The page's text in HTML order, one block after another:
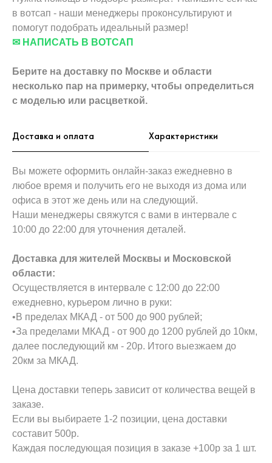
в вотсап - наши менеджеры проконсультируют и
помогут подобрать идеальный размер!
✉ НАПИСАТЬ В ВОТСАП
Берите на доставку по Москве и области
несколько пар на примерку, чтобы определиться
с моделью или расцветкой.
Доставка и оплата Характеристики
Вы можете оформить онлайн-заказ ежедневно в
любое время и получить его не выходя из дома или
офиса в этот же день или на следующий.
Наши менеджеры свяжутся с вами в интервале с
10:00 до 22:00 для уточнения деталей.
Доставка для жителей Москвы и Московской
области:
Осуществляется в интервале с 12:00 до 22:00
ежедневно, курьером лично в руки:
•В пределах МКАД - от 500 до 900 рублей;
•За пределами МКАД - от 900 до 1200 рублей до 10км,
далее последующий км - 20р. Итого выезжаем до
20км за МКАД.
Цена доставки теперь зависит от количества вещей в
заказе.
Если вы выбираете 1-2 позиции, цена доставки
составит 500р.
Каждая последующая позиция в заказе +100р за 1 шт.